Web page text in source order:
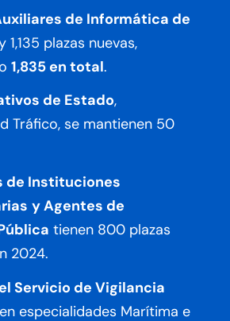
de Informática de
1,135 plazas nuevas,
1,835 en total.
de Estado,
Tráfico, se mantienen 50
de Instituciones
y Agentes de
tienen 800 plazas
2024.
Servicio de Vigilancia
en especialidades Marítima e